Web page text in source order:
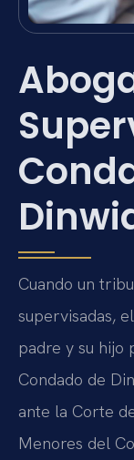
Cuando un
supervisadas,
padre y su hijo
Condado de
ante la Corte
Menores del